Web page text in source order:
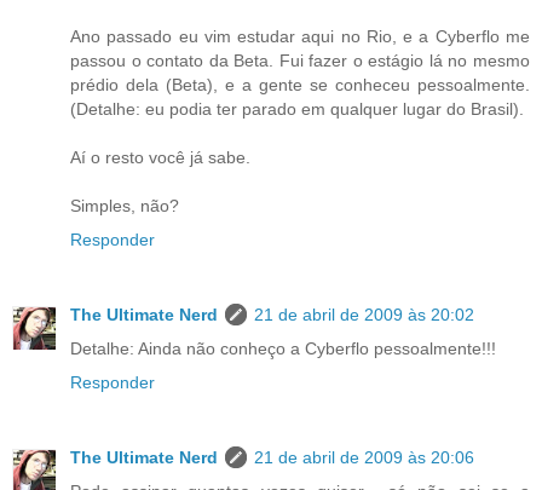
Ano passado eu vim estudar aqui no Rio, e a Cyberflo me
passou o contato da Beta. Fui fazer o estágio lá no mesmo
prédio dela (Beta), e a gente se conheceu pessoalmente.
(Detalhe: eu podia ter parado em qualquer lugar do Brasil).
Aí o resto você já sabe.
Simples, não?
Responder
The Ultimate Nerd
21 de abril de 2009 às 20:02
Detalhe: Ainda não conheço a Cyberflo pessoalmente!!!
Responder
The Ultimate Nerd
21 de abril de 2009 às 20:06